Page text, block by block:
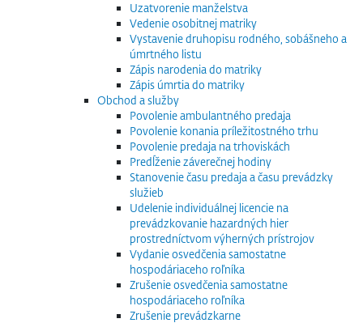
Uzatvorenie manželstva
Vedenie osobitnej matriky
Vystavenie druhopisu rodného, sobášneho a
úmrtného listu
Zápis narodenia do matriky
Zápis úmrtia do matriky
Obchod a služby
Povolenie ambulantného predaja
Povolenie konania príležitostného trhu
Povolenie predaja na trhoviskách
Predĺženie záverečnej hodiny
Stanovenie času predaja a času prevádzky
služieb
Udelenie individuálnej licencie na
prevádzkovanie hazardných hier
prostredníctvom výherných prístrojov
Vydanie osvedčenia samostatne
hospodáriaceho roľníka
Zrušenie osvedčenia samostatne
hospodáriaceho roľníka
Zrušenie prevádzkarne